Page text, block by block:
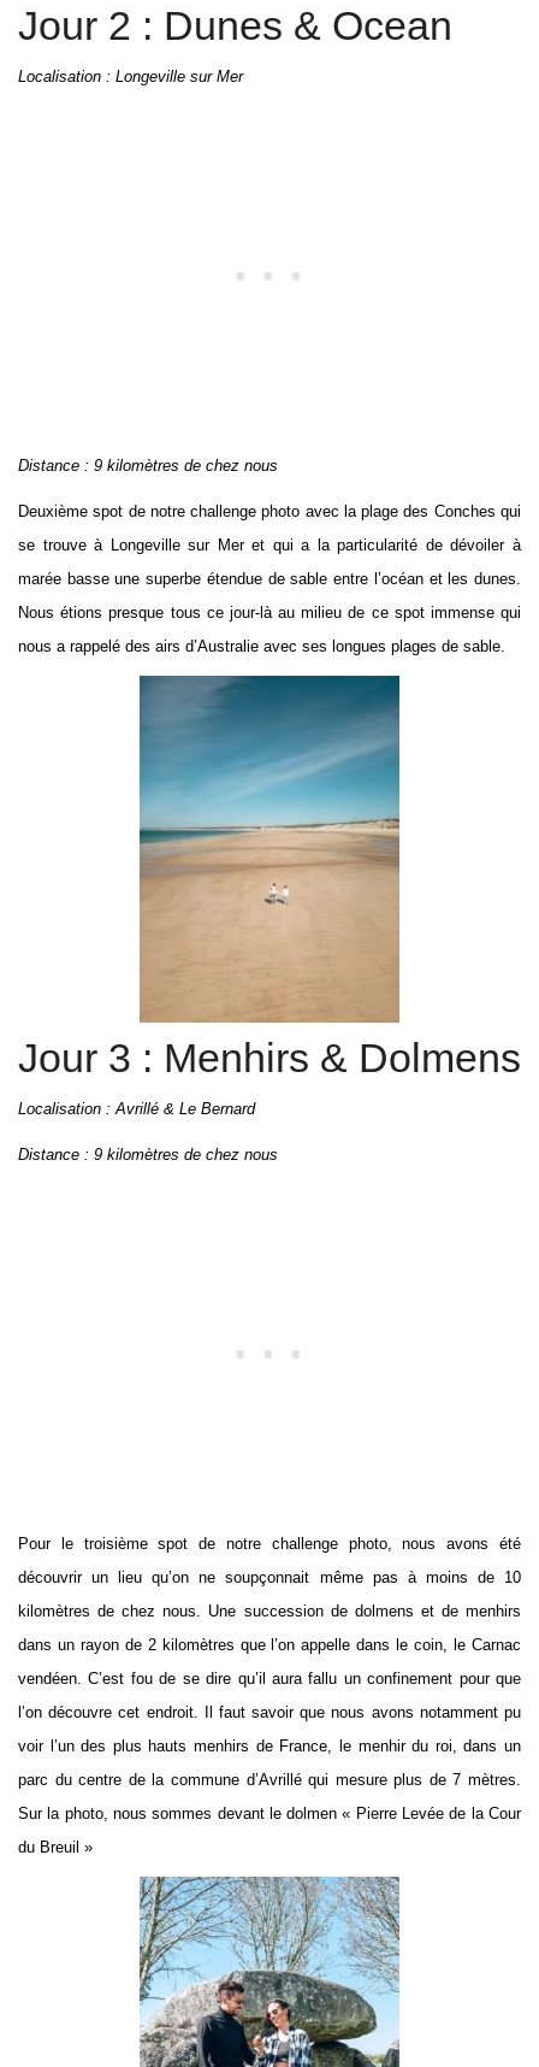
Jour 2 : Dunes & Ocean
Localisation : Longeville sur Mer
Distance : 9 kilomètres de chez nous
Deuxième spot de notre challenge photo avec la plage des Conches qui
se trouve à Longeville sur Mer et qui a la particularité de dévoiler à
marée basse une superbe étendue de sable entre l’océan et les dunes.
Nous étions presque tous ce jour-là au milieu de ce spot immense qui
nous a rappelé des airs d’Australie avec ses longues plages de sable.
Jour 3 : Menhirs & Dolmens
Localisation : Avrillé & Le Bernard
Distance : 9 kilomètres de chez nous
Pour le troisième spot de notre challenge photo, nous avons été
découvrir un lieu qu’on ne soupçonnait même pas à moins de 10
kilomètres de chez nous. Une succession de dolmens et de menhirs
dans un rayon de 2 kilomètres que l’on appelle dans le coin, le Carnac
vendéen. C’est fou de se dire qu’il aura fallu un confinement pour que
l’on découvre cet endroit. Il faut savoir que nous avons notamment pu
voir l’un des plus hauts menhirs de France, le menhir du roi, dans un
parc du centre de la commune d’Avrillé qui mesure plus de 7 mètres.
Sur la photo, nous sommes devant le dolmen « Pierre Levée de la Cour
du Breuil »